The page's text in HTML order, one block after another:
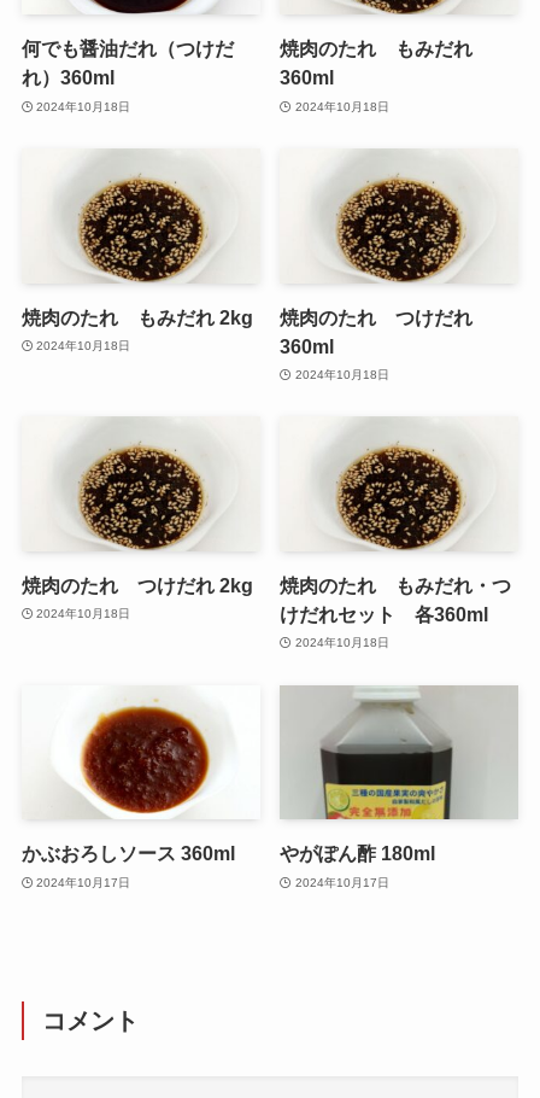
何でも醤油だれ（つけだ
れ）360ml
2024年10月18日
焼肉のたれ もみだれ
360ml
2024年10月18日
焼肉のたれ もみだれ 2kg
2024年10月18日
焼肉のたれ つけだれ
360ml
2024年10月18日
焼肉のたれ つけだれ 2kg
2024年10月18日
焼肉のたれ もみだれ・つ
けだれセット 各360ml
2024年10月18日
かぶおろしソース 360ml
2024年10月17日
やがぽん酢 180ml
2024年10月17日
コメント